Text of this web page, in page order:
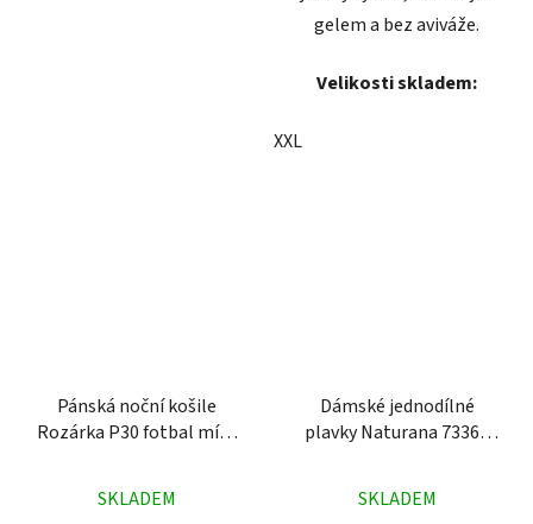
gelem a bez aviváže.
Velikosti skladem:
XXL
Pánská noční košile
Rozárka P30 fotbal míče
hodnocení
SKLADEM
Dámské jednodílné
plavky Naturana 73364
hodnocení
SKLADEM